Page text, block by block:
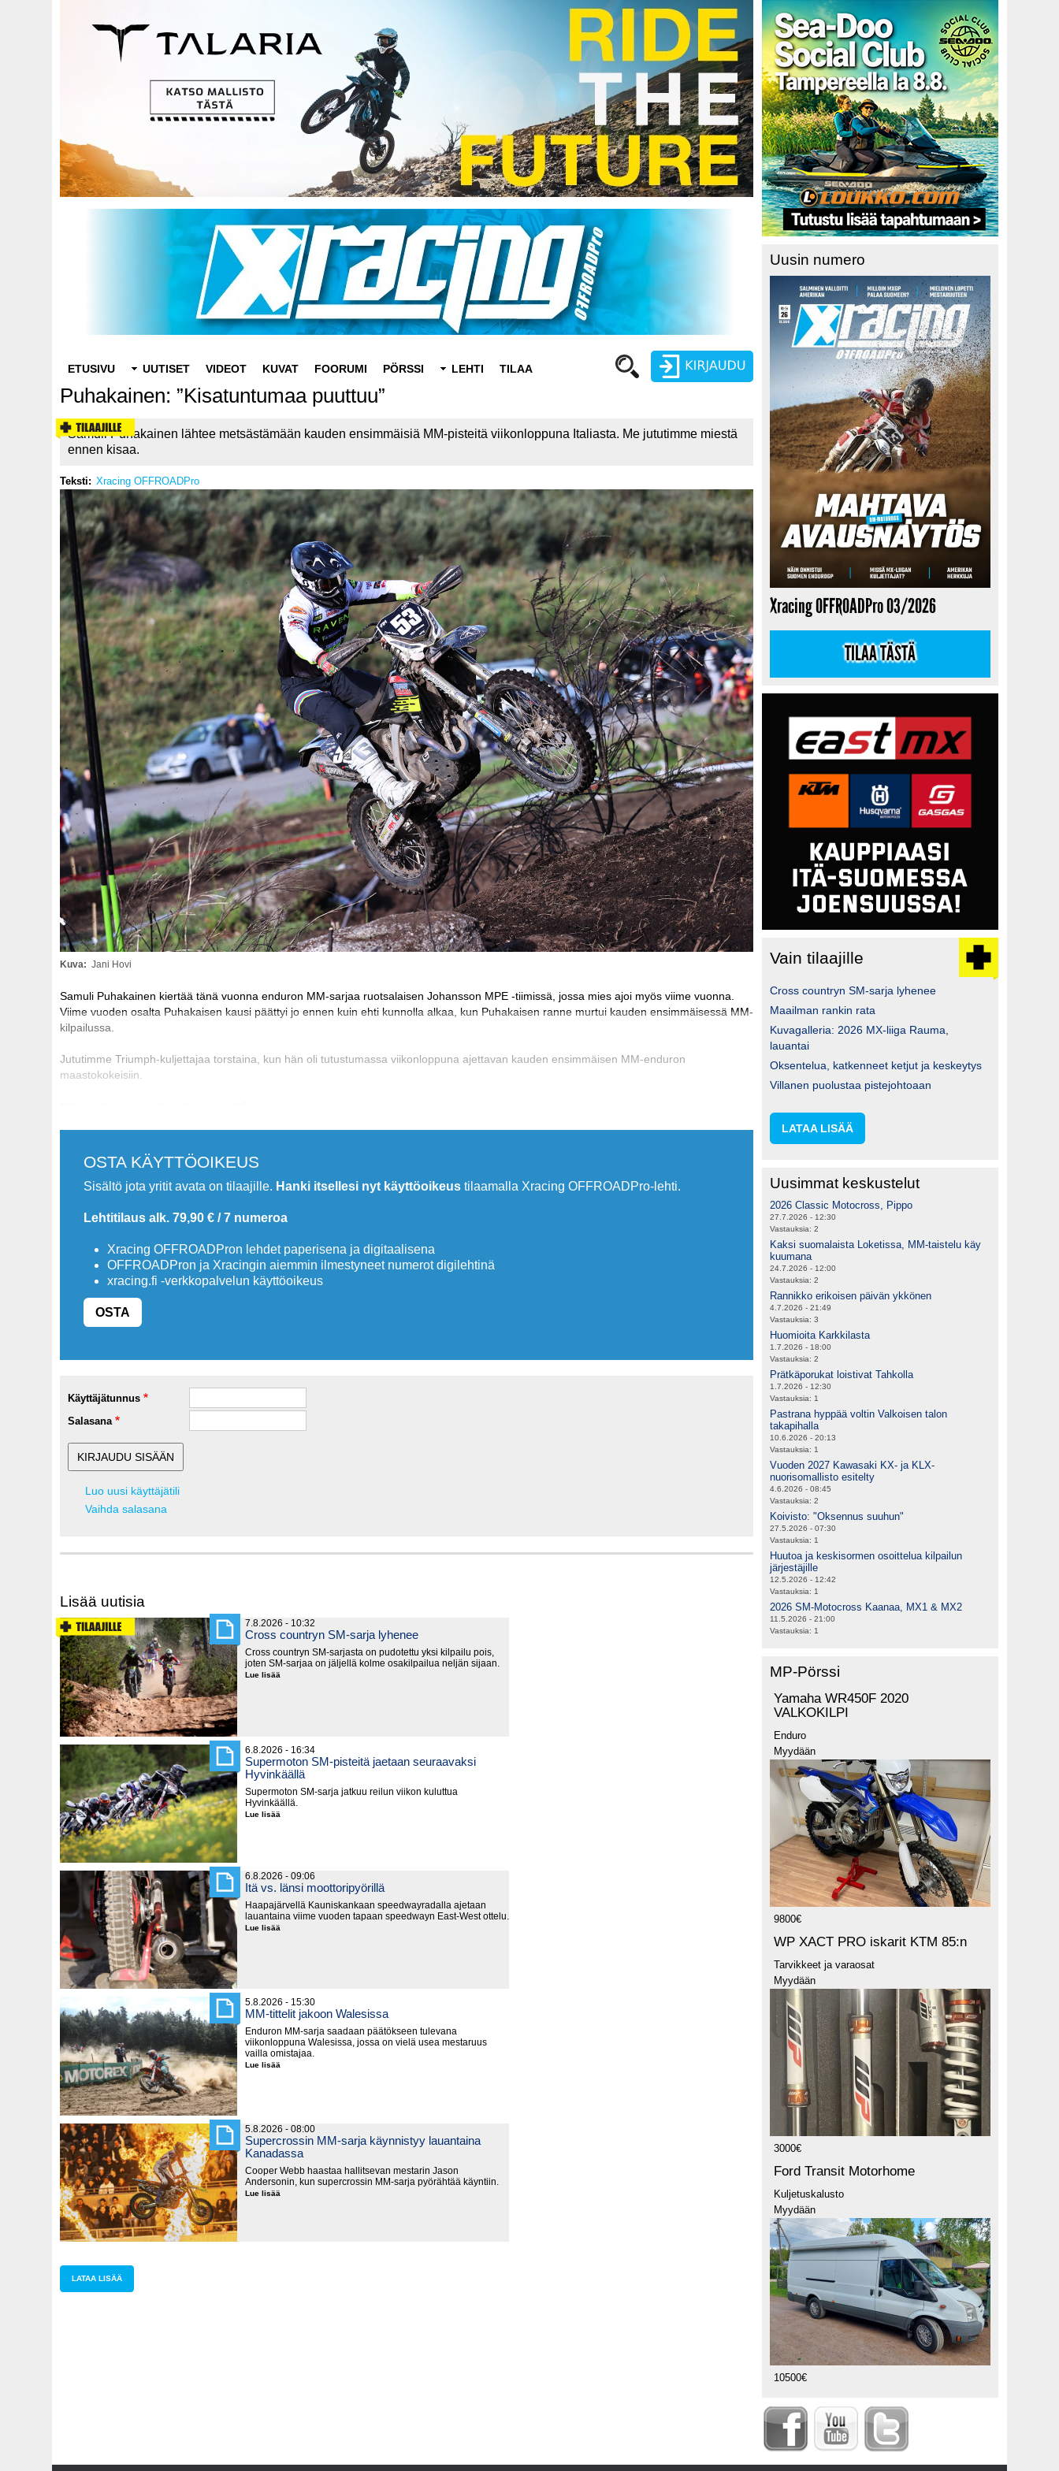
Luo uusi käyttäjätili
Vaihda salasana
navigation
ETUSIVU UUTISET VIDEOT KUVAT FOORUMI PÖRSSI LEHTI TILAA
Puhakainen: ”Kisatuntumaa puuttuu”
Samuli Puhakainen lähtee metsästämään kauden ensimmäisiä MM-pisteitä viikonloppuna Italiasta. Me jututimme miestä
ennen kisaa.
Teksti Xracing OFFROADPro
Kuva Jani Hovi
Samuli Puhakainen kiertää tänä vuonna enduron MM-sarjaa ruotsalaisen Johansson MPE -tiimissä, jossa mies ajoi myös viime vuonna.
Viime vuoden osalta Puhakaisen kausi päättyi jo ennen kuin ehti kunnolla alkaa, kun Puhakaisen ranne murtui kauden ensimmäisessä MM-
kilpailussa.
Jututimme Triumph-kuljettajaa torstaina, kun hän oli tutustumassa viikonloppuna ajettavan kauden ensimmäisen MM-enduron
maastokokeisiin.
OSTA KÄYTTÖOIKEUS
Sisältö jota yritit avata on tilaajille. Hanki itsellesi nyt käyttöoikeus tilaamalla Xracing OFFROADPro-lehti.
Lehtitilaus alk. 79,90 € / 7 numeroa
Xracing OFFROADPron lehdet paperisena ja digitaalisena
OFFROADPron ja Xracingin aiemmin ilmestyneet numerot digilehtinä
xracing.fi -verkkopalvelun käyttöoikeus
OSTA
Käyttäjätunnus
Salasana
Luo uusi käyttäjätili
Vaihda salasana
Lisää uutisia
7.8.2026 - 10:32
Cross countryn SM-sarja lyhenee
Cross countryn SM-sarjasta on pudotettu yksi kilpailu pois,
joten SM-sarjaa on jäljellä kolme osakilpailua neljän sijaan.
Lue lisää
6.8.2026 - 16:34
Supermoton SM-pisteitä jaetaan seuraavaksi
Hyvinkäällä
Supermoton SM-sarja jatkuu reilun viikon kuluttua
Hyvinkäällä.
Lue lisää
6.8.2026 - 09:06
Itä vs. länsi moottoripyörillä
Haapajärvellä Kauniskankaan speedwayradalla ajetaan
lauantaina viime vuoden tapaan speedwayn East-West ottelu.
Lue lisää
5.8.2026 - 15:30
MM-tittelit jakoon Walesissa
Enduron MM-sarja saadaan päätökseen tulevana
viikonloppuna Walesissa, jossa on vielä usea mestaruus
vailla omistajaa.
Lue lisää
5.8.2026 - 08:00
Supercrossin MM-sarja käynnistyy lauantaina
Kanadassa
Cooper Webb haastaa hallitsevan mestarin Jason
Andersonin, kun supercrossin MM-sarja pyörähtää käyntiin.
Lue lisää
LATAA LISÄÄ
Uusin numero
Xracing OFFROADPro 03/2026
TILAA TÄSTÄ
Vain tilaajille
Cross countryn SM-sarja lyhenee
Maailman rankin rata
Kuvagalleria: 2026 MX-liiga Rauma,
lauantai
Oksentelua, katkenneet ketjut ja keskeytys
Villanen puolustaa pistejohtoaan
LATAA LISÄÄ
Uusimmat keskustelut
2026 Classic Motocross, Pippo
27.7.2026 - 12:30
Vastauksia: 2
Kaksi suomalaista Loketissa, MM-taistelu käy
kuumana
24.7.2026 - 12:00
Vastauksia: 2
Rannikko erikoisen päivän ykkönen
4.7.2026 - 21:49
Vastauksia: 3
Huomioita Karkkilasta
1.7.2026 - 18:00
Vastauksia: 2
Prätkäporukat loistivat Tahkolla
1.7.2026 - 12:30
Vastauksia: 1
Pastrana hyppää voltin Valkoisen talon
takapihalla
10.6.2026 - 20:13
Vastauksia: 1
Vuoden 2027 Kawasaki KX- ja KLX-
nuorisomallisto esitelty
4.6.2026 - 08:45
Vastauksia: 2
Koivisto: "Oksennus suuhun"
27.5.2026 - 07:30
Vastauksia: 1
Huutoa ja keskisormen osoittelua kilpailun
järjestäjille
12.5.2026 - 12:42
Vastauksia: 1
2026 SM-Motocross Kaanaa, MX1 & MX2
11.5.2026 - 21:00
Vastauksia: 1
MP-Pörssi
Yamaha WR450F 2020
VALKOKILPI
Enduro
Myydään
9800€
WP XACT PRO iskarit KTM 85:n
Tarvikkeet ja varaosat
Myydään
3000€
Ford Transit Motorhome
Kuljetuskalusto
Myydään
10500€